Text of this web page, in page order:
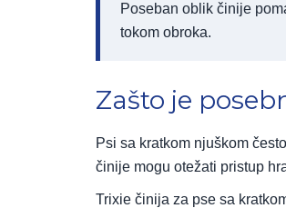
Poseban oblik činije
tokom obroka.
Zašto je
Psi sa kratkom njuškom
činije mogu otežati pristup
Trixie činija za pse sa